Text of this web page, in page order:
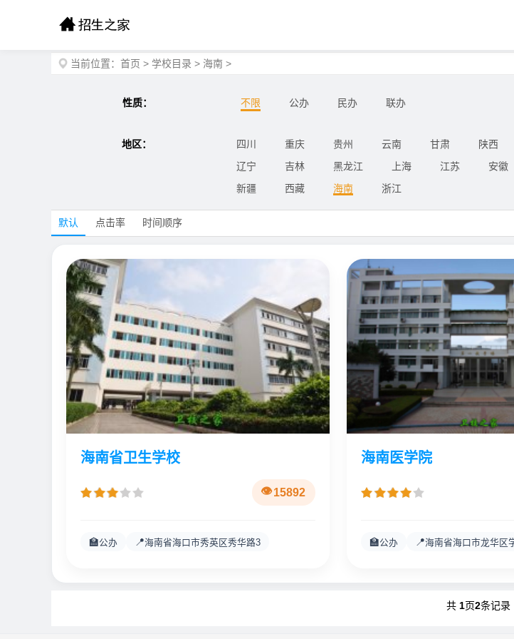
当前位置： 首页 > 学校目录 > 海南 >
性质： 不限 公办 民办 联办
地区： 四川 重庆 贵州 云南 甘肃 陕西
辽宁
吉林 黑龙江 上海 江苏 安徽
新疆
西藏 海南 浙江
默认 点击率 时间顺序
海南省卫生学校
15892
🏫公办 📍海南省海口市秀英区秀华路3
海南医学院
🏫公办 📍海南省海口市龙华区
共 1页2条记录